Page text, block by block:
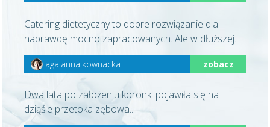
Catering dietetyczny to dobre rozwiązanie dla
naprawdę mocno zapracowanych. Ale w dłuższej...
aga.anna.kownacka zobacz
Dwa lata po założeniu koronki pojawiła się na
dziąśle przetoka zębowa....